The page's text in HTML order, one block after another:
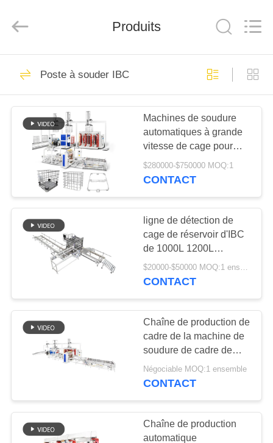
MAISON
PRODUITS
SUJET
NOUS
VISITE
D'USINE
CONTRÔLE
DE
QUALITÉ
CONTACTEZ-
NOUS
NOUVELLES
TECHNOLOGY
Reserved.
Machine de
soudage par points
143
Machine de
soudage de treillis
métallique
357
machine de soudure
de condensateur
48
Produits
Poste à souder IBC
Machines de soudure
automatiques à grande
vitesse de cage pour
des cadres de cage
d'IBC
$280000-$750000 MOQ:1
CONTACT
ligne de détection de
cage de réservoir d'IBC
de 1000L 1200L
machine d'essai de fuite
d'IBC
$20000-$50000 MOQ:1 ensemble
CONTACT
Chaîne de production de
cadre de la machine de
soudure de cadre de
cage de réservoir de
Hwashi 1000L 1200L
Négociable MOQ:1 ensemble
CONTACT
Chaîne de production
automatique